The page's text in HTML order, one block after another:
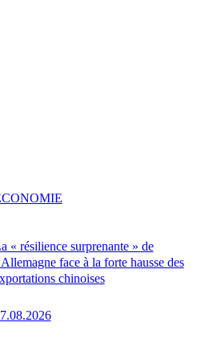
« résilience surprenante » de
face à la forte hausse des
chinoises